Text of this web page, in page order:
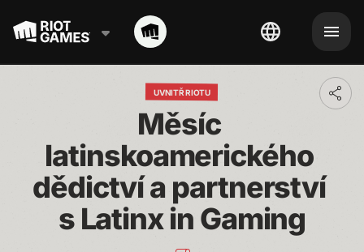
UVNITŘ RIOTU
Měsíc
latinskoamerického
dědictví a partnerství
s Latinx in Gaming